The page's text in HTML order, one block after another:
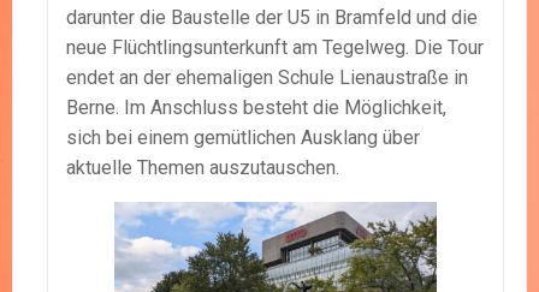
darunter die Baustelle der U5 in Bramfeld und die
neue Flüchtlingsunterkunft am Tegelweg. Die Tour
endet an der ehemaligen Schule Lienaustraße in
Berne. Im Anschluss besteht die Möglichkeit,
sich bei einem gemütlichen Ausklang über
aktuelle Themen auszutauschen.